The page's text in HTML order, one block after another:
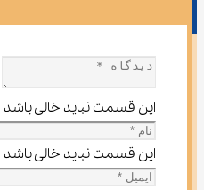
این قسمت نباید خالی باشد
این قسمت نباید خالی باشد